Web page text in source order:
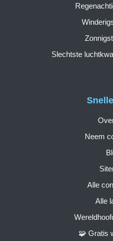
Neem
Alle
Alle
🧩 Gratis
Slechtste